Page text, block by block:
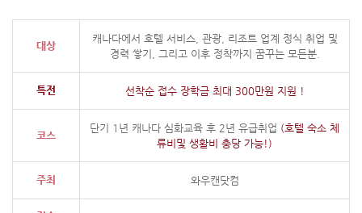
대상
캐나다에서 호텔 서비스, 관광, 리조트 업계 정식 취업 및
경력 쌓기, 그리고 이후 정착까지 꿈꾸는 모든분.
특전 선착순 접수 장학금 최대 300만원 지원 !
코스
단기 1년 캐나다 심화교육 후 2년 유급취업 (호텔 숙소 체
류비및 생활비 충당 가능!)
주최 와우캔닷컴